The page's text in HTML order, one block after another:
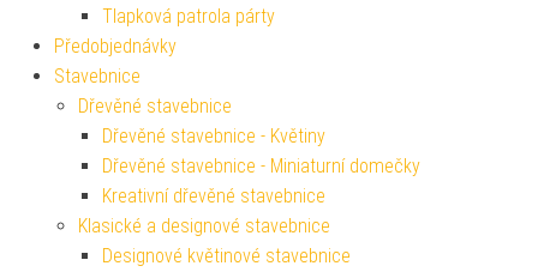
Tlapková patrola párty
Předobjednávky
Stavebnice
Dřevěné stavebnice
Dřevěné stavebnice - Květiny
Dřevěné stavebnice - Miniaturní domečky
Kreativní dřevěné stavebnice
Klasické a designové stavebnice
Designové květinové stavebnice